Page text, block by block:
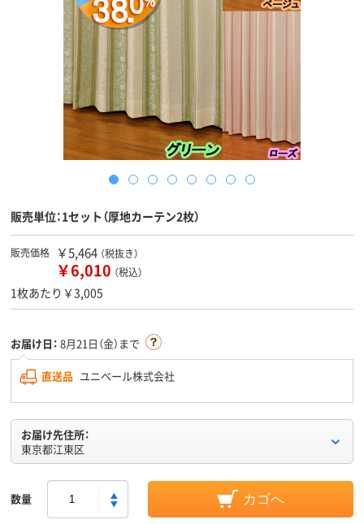
販売単位：1セット（厚地カーテン2枚）
販売価格 ￥5,464 （税抜き）
￥6,010 （税込）
1枚あたり￥3,005
お届け日： 8月21日（金）まで
直送品 ユニベール株式会社
お届け先住所：
東京都江東区
数量 カゴへ